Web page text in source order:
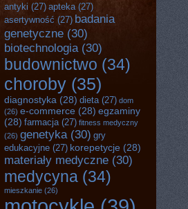
antyki (27) apteka(27)
asertywność (27) badania
genetyczne (30)
biotechnologia(30)
budownictwo (34)
choroby (35)
diagnostyka (28) dieta(27) dom
(26) e-commerce (28) egzaminy
(28) farmacja(27) fitness medyczny
(26) genetyka(30) gry
edukacyjne (27) korepetycje (28)
materiały medyczne (30)
medycyna (34)
mieszkanie (26)